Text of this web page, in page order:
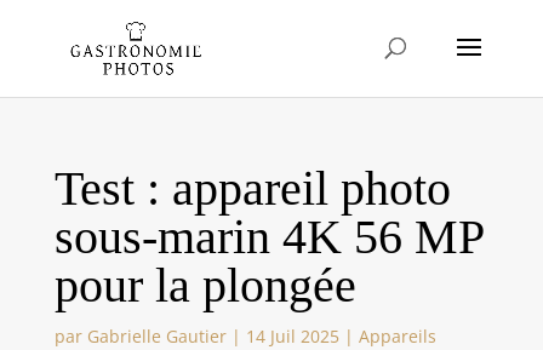
Test : appareil photo
sous-marin 4K 56 MP
pour la plongée
par Gabrielle Gautier| 14 Juil 2025| Appareils